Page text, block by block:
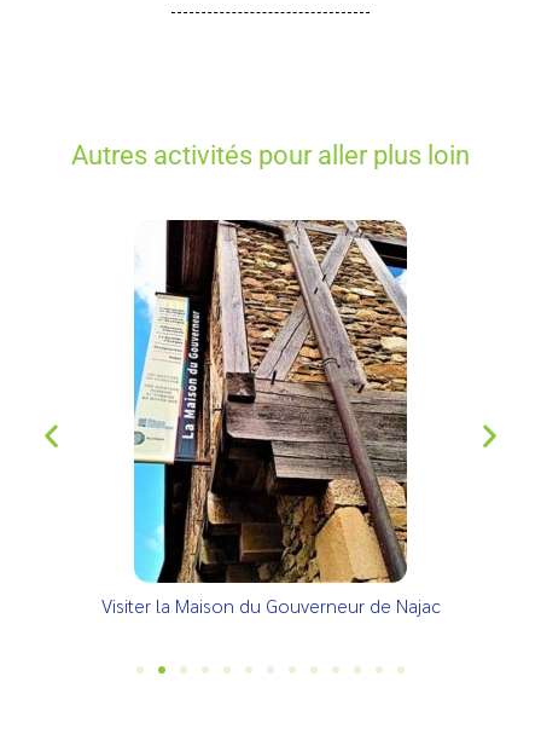
Autres activités pour aller plus loin
Visiter la Maison du Gouverneur de Najac